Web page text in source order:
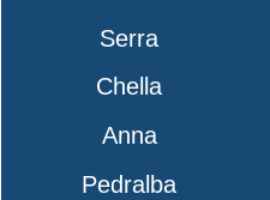
Serra
Chella
Anna
Pedralba